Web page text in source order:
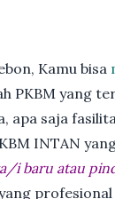
Kamu bisa
PKBM yang
saja
INTAN
i baru atau
profesional